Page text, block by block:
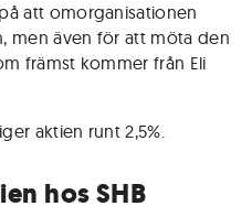
att omorganisationen
men även för att möta den
främst kommer från Eli
aktien runt 2,5%.
hos SHB